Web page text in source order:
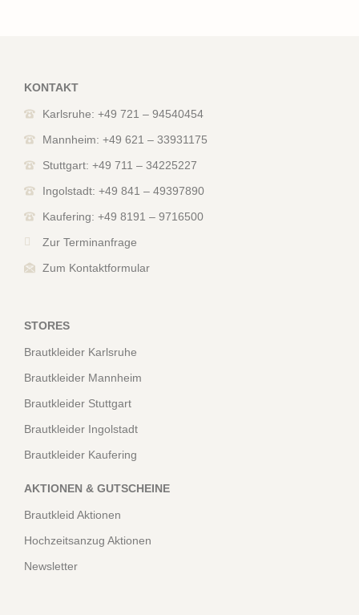
KONTAKT
Karlsruhe: +49 721 – 94540454
Mannheim: +49 621 – 33931175
Stuttgart: +49 711 – 34225227
Ingolstadt: +49 841 – 49397890
Kaufering: +49 8191 – 9716500
Zur Terminanfrage
Zum Kontaktformular
STORES
Brautkleider Karlsruhe
Brautkleider Mannheim
Brautkleider Stuttgart
Brautkleider Ingolstadt
Brautkleider Kaufering
AKTIONEN & GUTSCHEINE
Brautkleid Aktionen
Hochzeitsanzug Aktionen
Newsletter